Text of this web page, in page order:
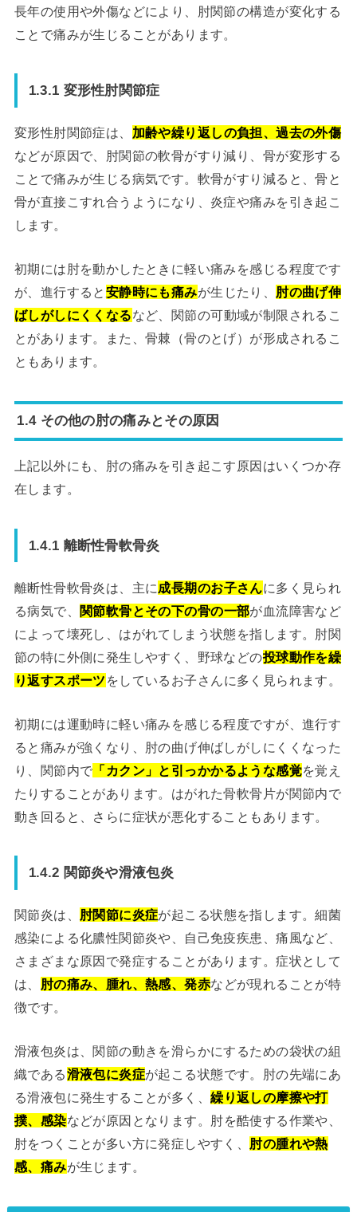
長年の使用や外傷などにより、肘関節の構造が変化する
ことで痛みが生じることがあります。
1.3.1 変形性肘関節症
変形性肘関節症は、 加齢や繰り返しの負担、過去の外傷
などが原因で、肘関節の軟骨がすり減り、骨が変形する
ことで痛みが生じる病気です。軟骨がすり減ると、骨と
骨が直接こすれ合うようになり、炎症や痛みを引き起こ
します。
初期には肘を動かしたときに軽い痛みを感じる程度です
が、進行すると 安静時にも痛みが生じたり、 肘の曲げ伸
ばしがしにくくなるなど、関節の可動域が制限されるこ
とがあります。また、骨棘（骨のとげ）が形成されるこ
ともあります。
1.4 その他の肘の痛みとその原因
上記以外にも、肘の痛みを引き起こす原因はいくつか存
在します。
1.4.1 離断性骨軟骨炎
離断性骨軟骨炎は、主に 成長期のお子さんに多く見られ
る病気で、
関節軟骨とその下の骨の一部が血流障害など
によって壊死し、はがれてしまう状態を指します。肘関
節の特に外側に発生しやすく、野球などの投球動作を繰
り返すスポーツ をしているお子さんに多く見られます。
初期には運動時に軽い痛みを感じる程度ですが、進行す
ると痛みが強くなり、肘の曲げ伸ばしがしにくくなった
り、関節内で 「カクン」と引っかかるような感覚を覚え
たりすることがあります。はがれた骨軟骨片が関節内で
動き回ると、さらに症状が悪化することもあります。
1.4.2 関節炎や滑液包炎
関節炎は、 肘関節に炎症が起こる状態を指します。細菌
感染による化膿性関節炎や、自己免疫疾患、痛風など、
さまざまな原因で発症することがあります。症状として
は、 肘の痛み、腫れ、熱感、発赤などが現れることが特
徴です。
滑液包炎は、関節の動きを滑らかにするための袋状の組
織である滑液包に炎症が起こる状態です。肘の先端にあ
る滑液包に発生することが多く、繰り返しの摩擦や打
撲、感染などが原因となります。肘を酷使する作業や、
肘をつくことが多い方に発症しやすく、 肘の腫れや熱
感、痛みが生じます。